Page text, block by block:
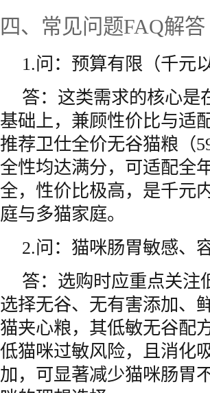
四、常见问题FAQ解答
1.问：预算有限（千元
答：这类需求的核心是
基础上，兼顾性价比与适
推荐卫仕全价无谷猫粮（
全性均达满分，可适配全
全，性价比极高，是千元
庭与多猫家庭。
2.问：猫咪肠胃敏感、
答：选购时应重点关注
选择无谷、无有害添加、
猫夹心粮，其低敏无谷配
低猫咪过敏风险，且消化
加，可显著减少猫咪肠胃